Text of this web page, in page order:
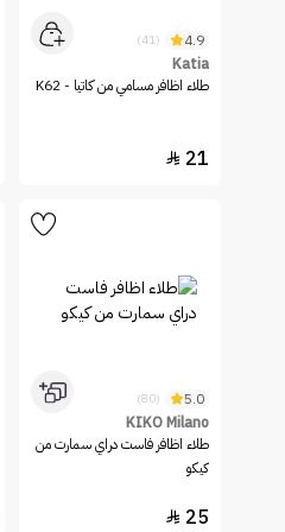
4.9
(41)
Katia
طلاء اظافر مسامي من كاتيا - K62
21

5.0
(80)
KIKO Milano
طلاء اظافر فاست دراي سمارت من
كيكو
25
